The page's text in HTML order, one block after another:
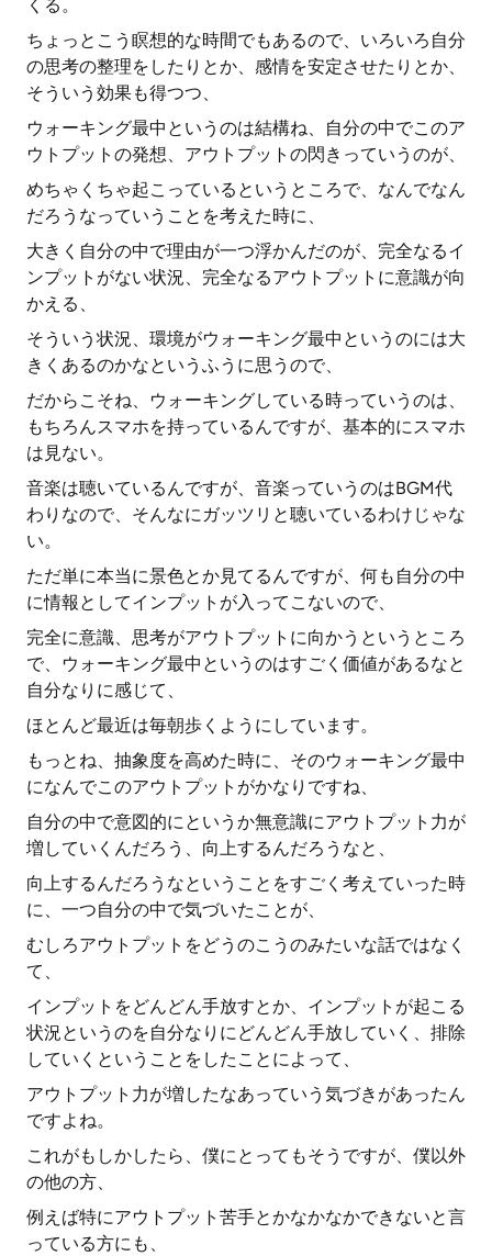
くる。
ちょっとこう瞑想的な時間でもあるので、いろいろ自分
の思考の整理をしたりとか、感情を安定させたりとか、
そういう効果も得つつ、
ウォーキング最中というのは結構ね、自分の中でこのア
ウトプットの発想、アウトプットの閃きっていうのが、
めちゃくちゃ起こっているというところで、なんでなん
だろうなっていうことを考えた時に、
大きく自分の中で理由が一つ浮かんだのが、完全なるイ
ンプットがない状況、完全なるアウトプットに意識が向
かえる、
そういう状況、環境がウォーキング最中というのには大
きくあるのかなというふうに思うので、
だからこそね、ウォーキングしている時っていうのは、
もちろんスマホを持っているんですが、基本的にスマホ
は見ない。
音楽は聴いているんですが、音楽っていうのはBGM代
わりなので、そんなにガッツリと聴いているわけじゃな
い。
ただ単に本当に景色とか見てるんですが、何も自分の中
に情報としてインプットが入ってこないので、
完全に意識、思考がアウトプットに向かうというところ
で、ウォーキング最中というのはすごく価値があるなと
自分なりに感じて、
ほとんど最近は毎朝歩くようにしています。
もっとね、抽象度を高めた時に、そのウォーキング最中
になんでこのアウトプットがかなりですね、
自分の中で意図的にというか無意識にアウトプット力が
増していくんだろう、向上するんだろうなと、
向上するんだろうなということをすごく考えていった時
に、一つ自分の中で気づいたことが、
むしろアウトプットをどうのこうのみたいな話ではなく
て、
インプットをどんどん手放すとか、インプットが起こる
状況というのを自分なりにどんどん手放していく、排除
していくということをしたことによって、
アウトプット力が増したなあっていう気づきがあったん
ですよね。
これがもしかしたら、僕にとってもそうですが、僕以外
の他の方、
例えば特にアウトプット苦手とかなかなかできないと言
っている方にも、